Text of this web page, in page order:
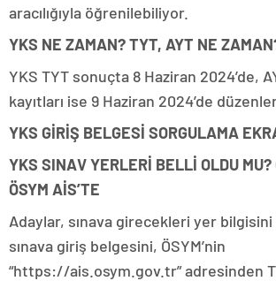
aracılığıyla öğrenilebiliyor.
YKS NE ZAMAN? TYT, AYT NE
YKS TYT sonuçta 8 Haziran 2024’de,
kayıtları ise 9 Haziran 2024’de
YKS GİRİŞ BELGESİ SORGULAMA
YKS SINAV YERLERİ BELLİ OLDU MU?
ÖSYM AİS’TE
Adaylar, sınava girecekleri yer
sınava giriş belgesini, ÖSYM’nin
“https://ais.osym.gov.tr” adresinden